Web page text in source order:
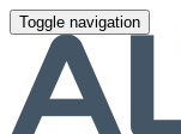
Toggle navigation